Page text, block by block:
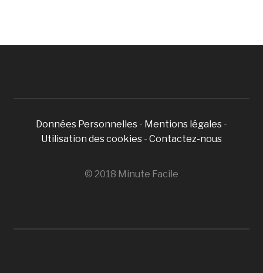
Données Personnelles - Mentions légales -
Utilisation des cookies - Contactez-nous
© 2018 Minute Facile